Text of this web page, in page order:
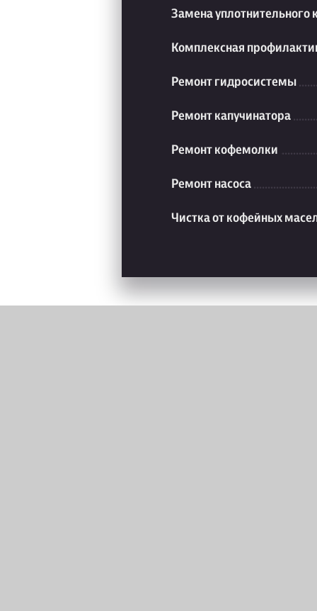
Замена уплотнительного
Комплексная
Ремонт гидросистемы
Ремонт капучинатора
Ремонт кофемолки
Ремонт насоса
Чистка от кофейных